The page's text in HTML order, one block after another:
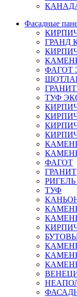
Фасадные
ГРАНД
ФАГОТ
ТУФ
ФАГОТ
ГРАНИТ
ТУФ